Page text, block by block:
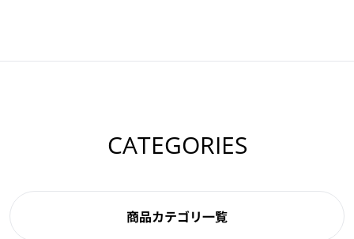
CATEGORIES
商品カテゴリ一覧